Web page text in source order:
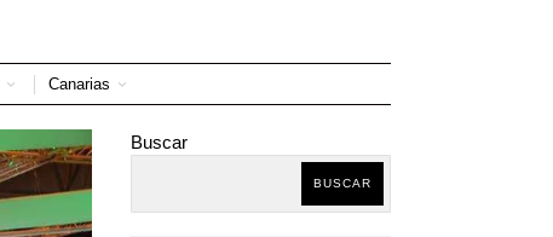
Canarias
Buscar
BUSCAR